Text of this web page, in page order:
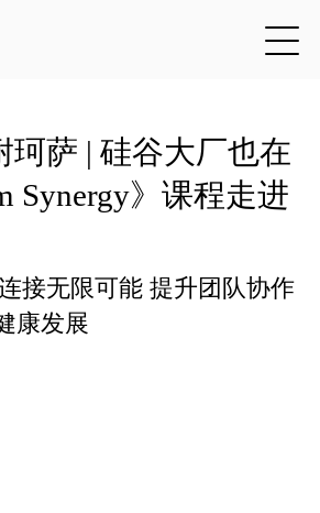
珂萨 | 硅谷大厂也在
Synergy》课程走进
接无限可能 提升团队协作
康发展